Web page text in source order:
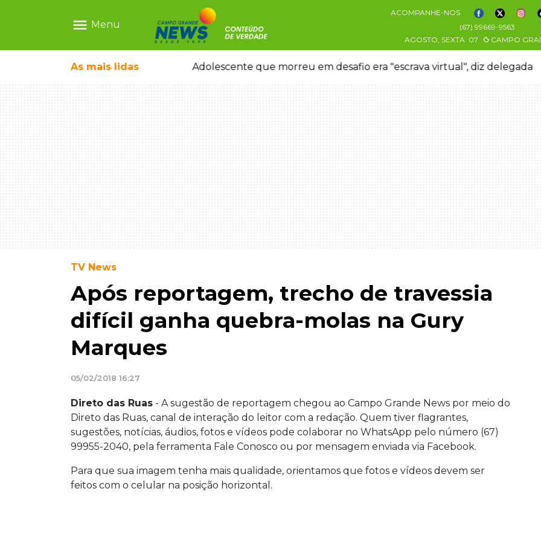
menu Menu
ACOMPANHE-NOS
(67) 99669-9563
AGOSTO, SEXTA 07 CAMPO
As mais lidas Adolescente que morreu em desafio era "escrava virtual", diz delegada
TV News
Após reportagem, trecho de travessia
difícil ganha quebra-molas na Gury
Marques
05/02/2018 16:27
Direto das Ruas - A sugestão de reportagem chegou ao Campo Grande News por meio do
Direto das Ruas, canal de interação do leitor com a redação. Quem tiver flagrantes,
sugestões, notícias, áudios, fotos e vídeos pode colaborar no WhatsApp pelo número (67)
99955-2040, pela ferramenta Fale Conosco ou por mensagem enviada via Facebook.
Para que sua imagem tenha mais qualidade, orientamos que fotos e vídeos devem ser
feitos com o celular na posição horizontal.